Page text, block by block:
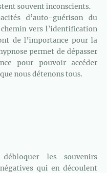
souvent inconscients.
d’auto-guérison du
vers l’identification
de l’importance pour la
permet de dépasser
pour pouvoir accéder
nous détenons tous.
les souvenirs
qui en découlent